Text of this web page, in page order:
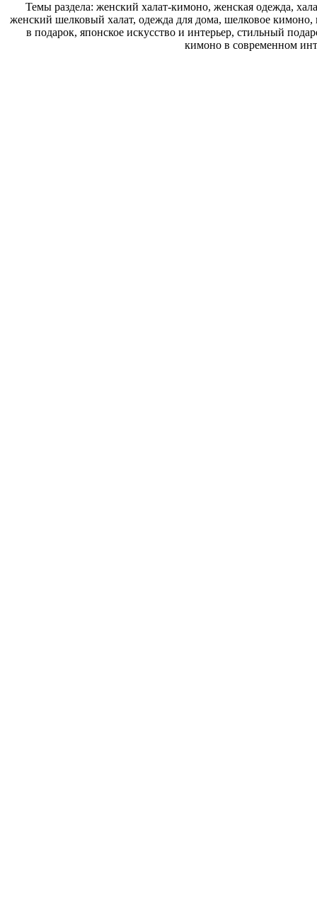
Темы раздела: женский халат-кимоно, женская одежда,
женский шелковый халат, одежда для дома, шелковое
в подарок, японское искусство и интерьер, стильный
кимоно в современном